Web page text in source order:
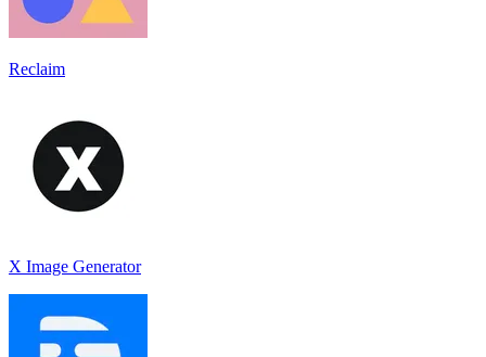
Reclaim
X Image Generator